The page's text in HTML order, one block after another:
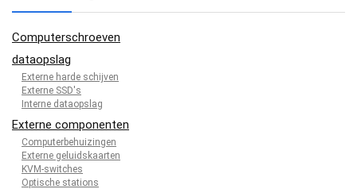
Computerschroeven
dataopslag
Externe harde schijven
Externe SSD's
Interne dataopslag
Externe componenten
Computerbehuizingen
Externe geluidskaarten
KVM-switches
Optische stations